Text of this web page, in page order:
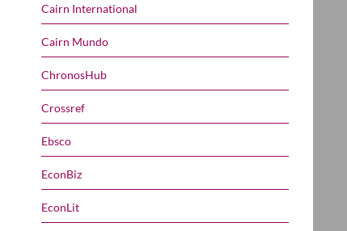
Cairn International
Cairn Mundo
ChronosHub
Crossref
Ebsco
EconBiz
EconLit